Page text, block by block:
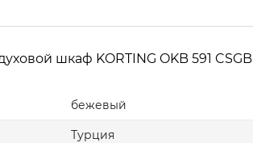
шкаф KORTING OKB 591 CSGB
бежевый
Турция